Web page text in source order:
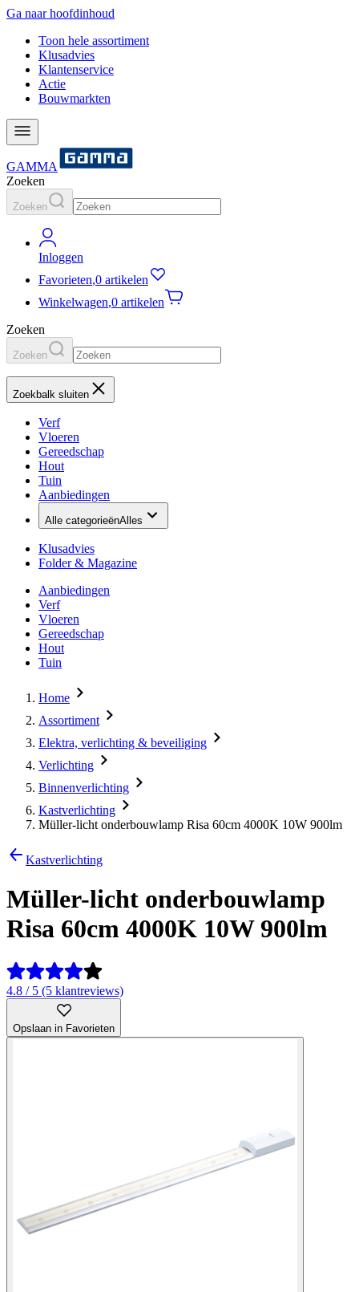
Ga naar hoofdinhoud
Toon hele assortiment
Klusadvies
Klantenservice
Actie
Bouwmarkten
GAMMA
Zoeken
Zoeken
Inloggen
Favorieten,0 artikelen
Winkelwagen,0 artikelen
Zoeken
Zoeken
Zoekbalk sluiten
Verf
Vloeren
Gereedschap
Hout
Tuin
Aanbiedingen
Alle categorieënAlles
Klusadvies
Folder & Magazine
Aanbiedingen
Verf
Vloeren
Gereedschap
Hout
Tuin
Home
Assortiment
Elektra, verlichting & beveiliging
Verlichting
Binnenverlichting
Kastverlichting
Müller-licht onderbouwlamp Risa 60cm 4000K 10W 900lm
Kastverlichting
Müller-licht onderbouwlamp
Risa 60cm 4000K 10W 900lm
4.8 / 5 (5 klantreviews)
Opslaan in Favorieten